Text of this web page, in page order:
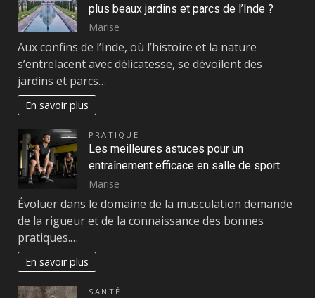
plus beaux jardins et parcs de l’Inde ?
Marise
Aux confins de l’Inde, où l’histoire et la nature
s’entrelacent avec délicatesse, se dévoilent des
jardins et parcs…
En savoir plus
PRATIQUE
Les meilleures astuces pour un
entraînement efficace en salle de sport
Marise
Évoluer dans le domaine de la musculation demande
de la rigueur et de la connaissance des bonnes
pratiques.…
En savoir plus
SANTÉ